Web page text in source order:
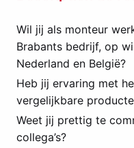
Wil jij als monteur
Brabants bedrijf, op
Nederland en België?
Heb jij ervaring met
vergelijkbare
Weet jij prettig te
collega’s?